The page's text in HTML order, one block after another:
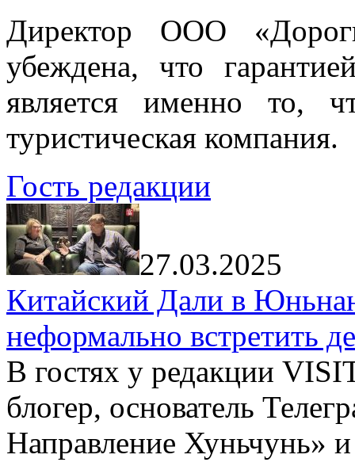
Директор ООО
убеждена, что
является именно то,
туристическая компания.
Гость редакции
27.03.2025
Китайский Дали в
неформально встретить
В гостях у редакции
блогер, основатель
Направление Хуньчунь»